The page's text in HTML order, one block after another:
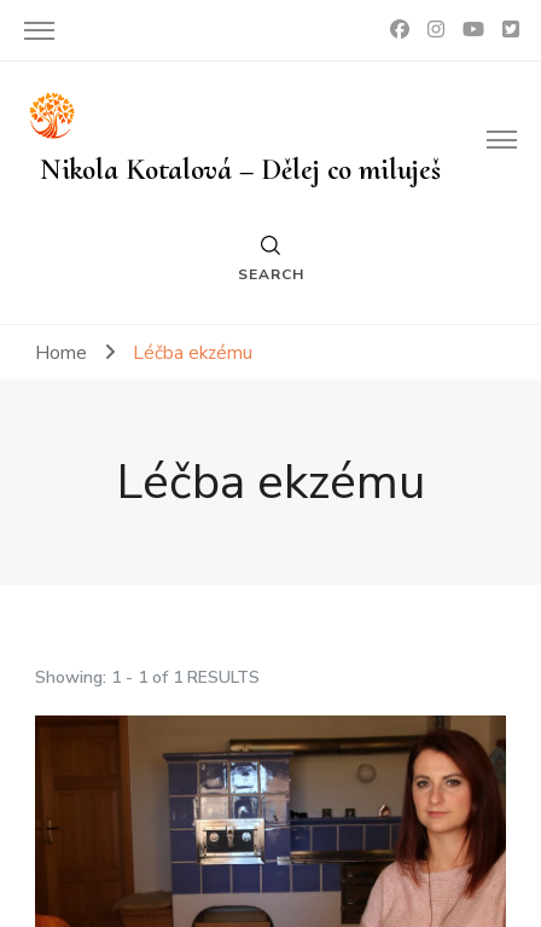
Nikola Kotalová – Dělej co miluješ
SEARCH
Home Léčba ekzému
Léčba ekzému
Showing: 1 - 1 of 1 RESULTS